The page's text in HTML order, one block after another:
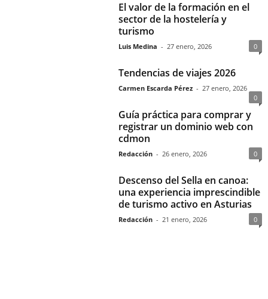
El valor de la formación en el
sector de la hostelería y
turismo
Luis Medina - 27 enero, 2026 0
Tendencias de viajes 2026
Carmen Escarda Pérez - 27 enero, 2026
0
Guía práctica para comprar y
registrar un dominio web con
cdmon
Redacción - 26 enero, 2026 0
Descenso del Sella en canoa:
una experiencia imprescindible
de turismo activo en Asturias
Redacción - 21 enero, 2026 0